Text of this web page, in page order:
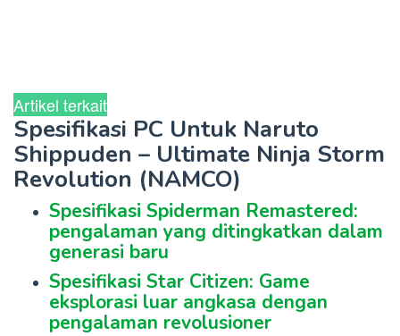
Artikel terkait
Spesifikasi PC Untuk Naruto
Shippuden – Ultimate Ninja Storm
Revolution (NAMCO)
Spesifikasi Spiderman Remastered:
pengalaman yang ditingkatkan dalam
generasi baru
Spesifikasi Star Citizen: Game
eksplorasi luar angkasa dengan
pengalaman revolusioner